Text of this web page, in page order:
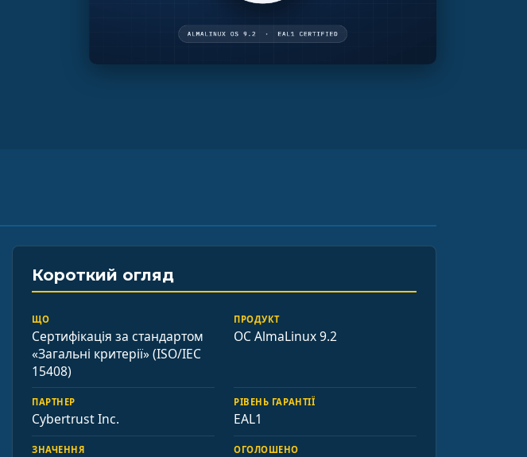
Короткий огляд
ЩО
Сертифікація за стандартом
«Загальні критерії» (ISO/IEC
15408)
ПРОДУКТ
ОС AlmaLinux 9.2
ПАРТНЕР
Cybertrust Inc.
РІВЕНЬ ГАРАНТІЇ
EAL1
ЗНАЧЕННЯ ОГОЛОШЕНО